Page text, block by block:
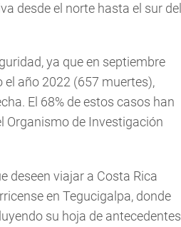
desde el norte hasta el sur del
ya que en septiembre
año 2022 (657 muertes),
El 68% de estos casos han
Organismo de Investigación
deseen viajar a Costa Rica
en Tegucigalpa, donde
su hoja de antecedentes